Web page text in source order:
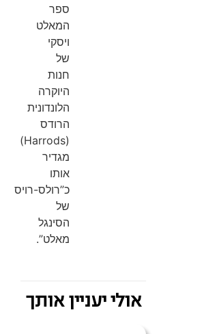
ספר
המאלט
ויסקי
של
חנות
היוקרה
הלונדונית
הרודס
(Harrods)
מגדיר
אותו
כ”רולס-רויס
של
הסינגל
מאלט”.
אולי יעניין אותך